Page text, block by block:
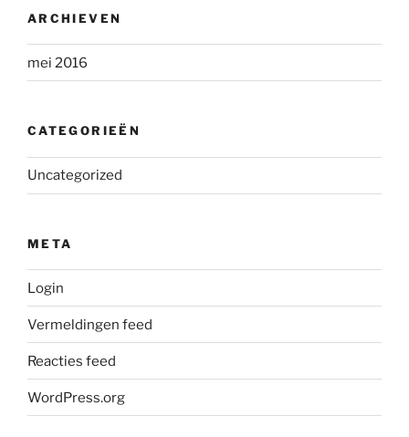
ARCHIEVEN
mei 2016
CATEGORIEËN
Uncategorized
META
Login
Vermeldingen feed
Reacties feed
WordPress.org